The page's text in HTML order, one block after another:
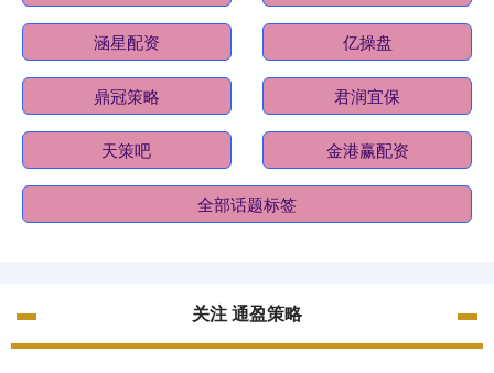
涵星配资 亿操盘
鼎冠策略 君润宜保
天策吧 金港赢配资
全部话题标签
关注 通盈策略